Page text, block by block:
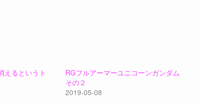
えるというト
RGフルアーマーユニコーンガンダム
その２
2019-05-08